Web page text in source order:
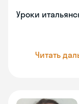
Уроки
Читать